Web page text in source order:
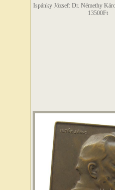
Ispánky József: Dr. Némethy
13500Ft